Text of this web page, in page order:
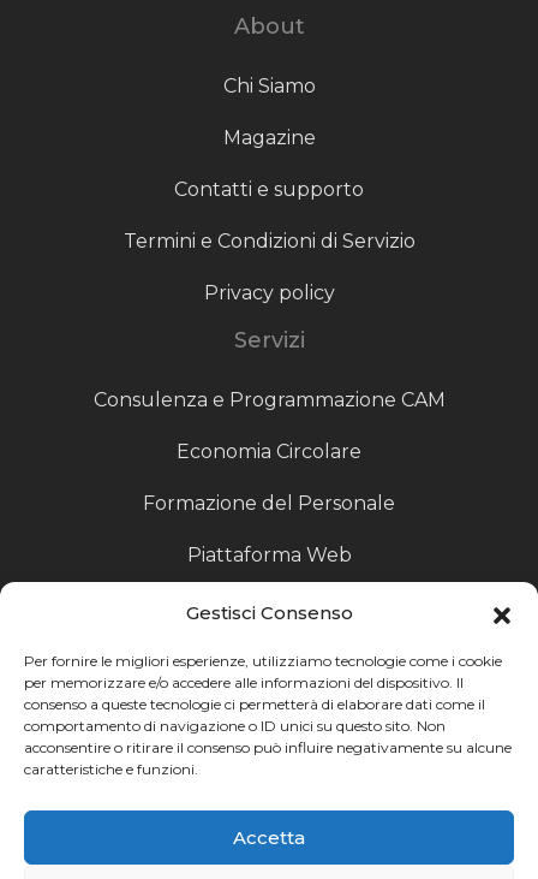
Gestisci Consenso
Per fornire le migliori esperienze, utilizziamo tecnologie come i cookie
per memorizzare e/o accedere alle informazioni del dispositivo. Il
consenso a queste tecnologie ci permetterà di elaborare dati come il
comportamento di navigazione o ID unici su questo sito. Non
acconsentire o ritirare il consenso può influire negativamente su alcune
caratteristiche e funzioni.
Accetta
About
Chi Siamo
Magazine
Contatti e supporto
Termini e Condizioni di Servizio
Privacy policy
Servizi
Consulenza e Programmazione CAM
Economia Circolare
Formazione del Personale
Piattaforma Web
Scouting fornitori
Produzione Particolari
Raccoglitori di Fine Linea
Ricerca
Ricerca avanzata
Catalogo fornitori